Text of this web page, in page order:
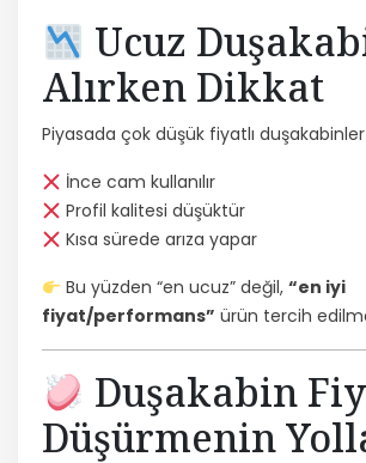
Ucuz
Alırken Dikkat
Piyasada çok düşük fiyatlı
İnce cam kullanılır
Profil kalitesi düşüktür
Kısa sürede arıza yapar
Bu yüzden “en ucuz” değil, “en iyi
fiyat/performans” ürün tercih
Duşakabin
Düşürmenin